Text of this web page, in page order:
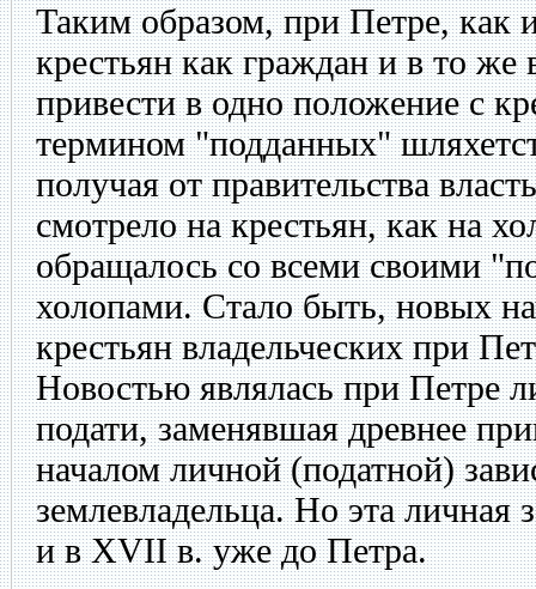
Таким образом, при Петре, как
крестьян как граждан и в то же
привести в одно положение с
термином "подданных"
получая от правительства
смотрело на крестьян, как на
обращалось со всеми своими
холопами. Стало быть, новых
крестьян владельческих при
Новостью являлась при Петре
подати, заменявшая древнее
началом личной (податной)
землевладельца. Но эта личная
и в XVII в. уже до Петра.